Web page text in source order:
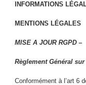
INFORMATIONS
MENTIONS LÉGALES
MISE A JOUR RGPD –
Règlement Général
Conformément à l’art 6